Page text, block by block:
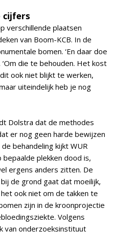
cijfers
verschillende plaatsen
van Boom-KCB. In de
bomen. ‘En daar doe
die te behouden. Het kost
ook niet blijkt te werken,
uiteindelijk heb je nog
Dolstra dat de methodes
er nog geen harde bewijzen
behandeling kijkt WUR
plekken dood is,
ergens anders zitten. De
de grond gaat dat moeilijk,
ook niet om de takken te
zijn in de kroonprojectie
Volgens
van onderzoeksinstituut